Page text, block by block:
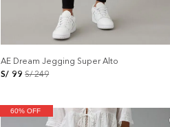
AE Dream Jegging Super Alto
S/ 99 S/ 249
60% OFF